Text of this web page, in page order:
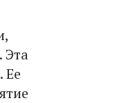
Эта
Ее